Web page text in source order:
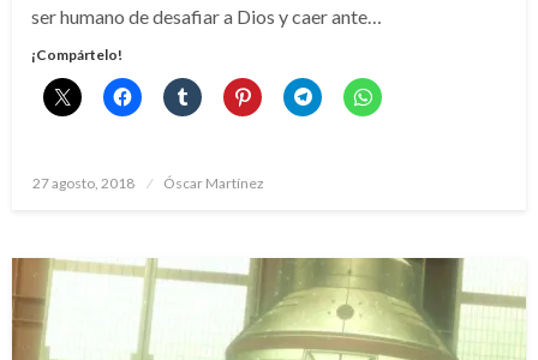
ser humano de desafiar a Dios y caer ante…
¡Compártelo!
Publicado
27 agosto, 2018 Óscar Martínez